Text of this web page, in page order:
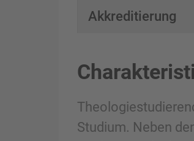
Akkreditierung
Studium. Neben